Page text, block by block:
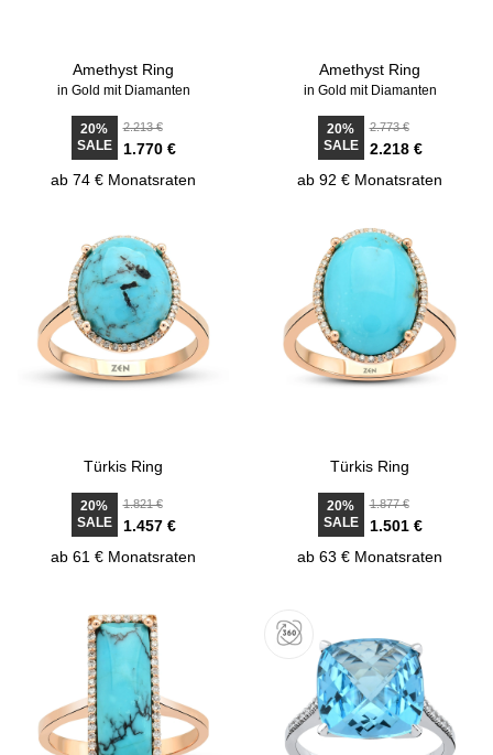
Amethyst Ring
in Gold mit Diamanten
20%
SALE
2.213 €
1.770 €
ab 74 € Monatsraten
Amethyst Ring
in Gold mit Diamanten
20%
SALE
2.773 €
2.218 €
ab 92 € Monatsraten
Türkis Ring
20%
SALE
1.821 €
1.457 €
ab 61 € Monatsraten
Türkis Ring
20%
SALE
1.877 €
1.501 €
ab 63 € Monatsraten